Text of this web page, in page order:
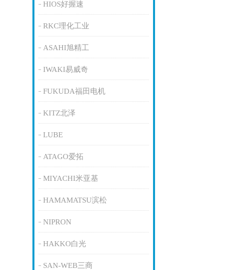
HIOS好握速
RKC理化工业
ASAHI旭精工
IWAKI易威奇
FUKUDA福田电机
KITZ北泽
LUBE
ATAGO爱拓
MIYACHI米亚基
HAMAMATSU滨松
NIPRON
HAKKO白光
SAN-WEB三商